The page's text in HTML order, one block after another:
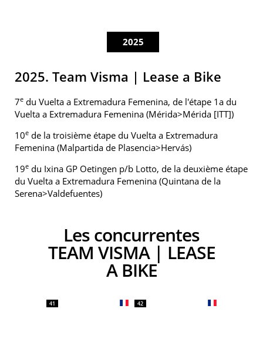
2025
2025. Team Visma | Lease a Bike
7e du Vuelta a Extremadura Femenina, de l'étape 1a du
Vuelta a Extremadura Femenina (Mérida>Mérida [ITT])
10e de la troisième étape du Vuelta a Extremadura
Femenina (Malpartida de Plasencia>Hervás)
19e du Ixina GP Oetingen p/b Lotto, de la deuxième étape
du Vuelta a Extremadura Femenina (Quintana de la
Serena>Valdefuentes)
Les concurrentes
TEAM VISMA | LEASE
A BIKE
41 42